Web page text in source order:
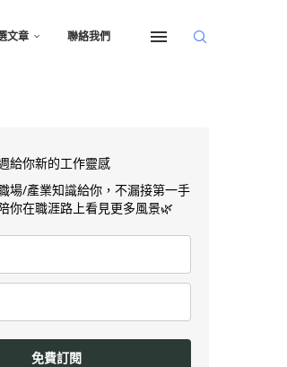
文章 聯絡我們
給你新的工作靈感
場/產業知識給你，不漏接第一手
你在職涯路上看見更多風景🌿
免費訂閱